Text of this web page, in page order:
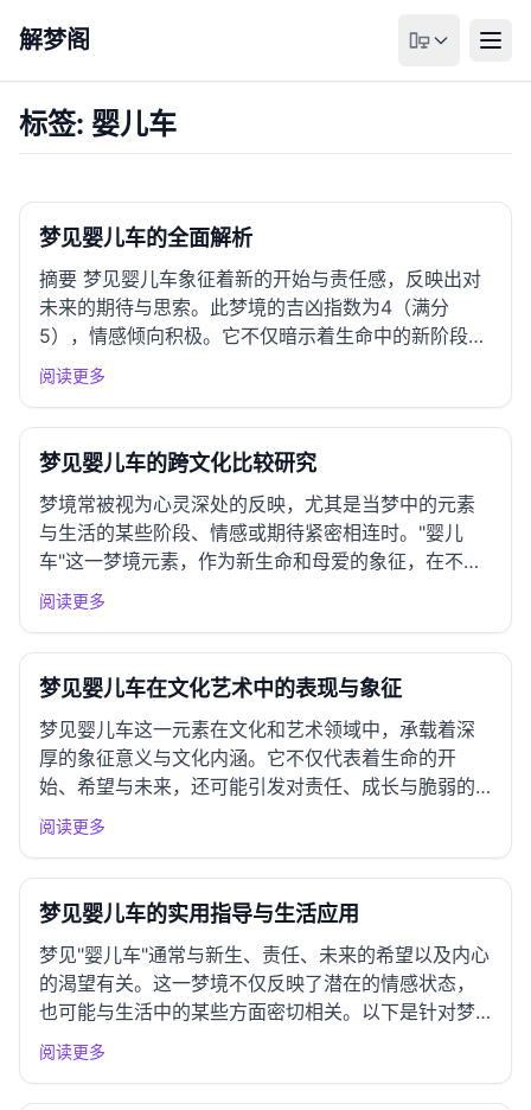
解梦阁
标签: 婴儿车
梦见婴儿车的全面解析
摘要 梦见婴儿车象征着新的开始与责任感，反映出对
未来的期待与思索。此梦境的吉凶指数为4（满分
5），情感倾向积极。它不仅暗示着生命中的新阶段，
还传递着希望与潜力的讯息。 多维度解析 1. 核心意义
它象征着梦者内心对未来的憧憬，可能暗示着即将迎
来的机遇或新...
阅读更多
梦见婴儿车的跨文化比较研究
梦境常被视为心灵深处的反映，尤其是当梦中的元素
与生活的某些阶段、情感或期待紧密相连时。"婴儿
车"这一梦境元素，作为新生命和母爱的象征，在不同
文化中承载着独特而丰富的意义。以下是对这一梦境
化圈解读 中国传统解梦 在中国传统文化中，梦见婴儿
车往往被视为幸福...
阅读更多
梦见婴儿车在文化艺术中的表现与象征
梦见婴儿车这一元素在文化和艺术领域中，承载着深
厚的象征意义与文化内涵。它不仅代表着生命的开
始、希望与未来，还可能引发对责任、成长与脆弱的
深思。以下将从文学、电影、视觉艺术、神话与哲学
学呈现 在中国古典文学中，梦境常常作为情感与心理
状态的象征。例如： ...
阅读更多
梦见婴儿车的实用指导与生活应用
梦见"婴儿车"通常与新生、责任、未来的希望以及内心
的渴望有关。这一梦境不仅反映了潜在的情感状态，
也可能与生活中的某些方面密切相关。以下是针对梦
见"婴儿车"的全面、具体的实用建议，帮助你更好地理
绪反应 梦见婴儿车可能引发的情绪包括期待、焦虑、
阅读更多